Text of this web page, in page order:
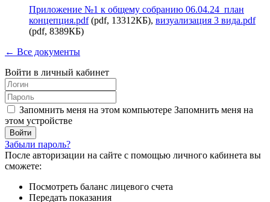
Приложение №1 к общему собранию 06.04.24_план
концепция.pdf(pdf, 13312КБ), визуализация 3 вида.pdf
(pdf, 8389КБ)
← Все документы
Войти в личный кабинет
Запомнить меня на этом компьютере Запомнить меня на
этом устройстве
Забыли пароль?
После авторизации на сайте с помощью личного кабинета вы
сможете:
Посмотреть баланс лицевого счета
Передать показания